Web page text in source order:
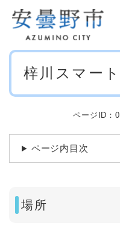
メニュ
本
梓川スマー
ページID：
ページ内目次
場所